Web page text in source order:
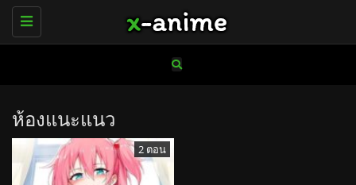
Toggle
navigation
ห้องแนะแนว
2 ตอน